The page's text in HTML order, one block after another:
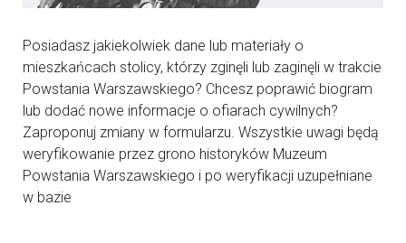
Posiadasz jakiekolwiek dane lub materiały o
mieszkańcach stolicy, którzy zginęli lub zaginęli w trakcie
Powstania Warszawskiego? Chcesz poprawić biogram
lub dodać nowe informacje o ofiarach cywilnych?
Zaproponuj zmiany w formularzu. Wszystkie uwagi będą
weryfikowanie przez grono historyków Muzeum
Powstania Warszawskiego i po weryfikacji uzupełniane
w bazie